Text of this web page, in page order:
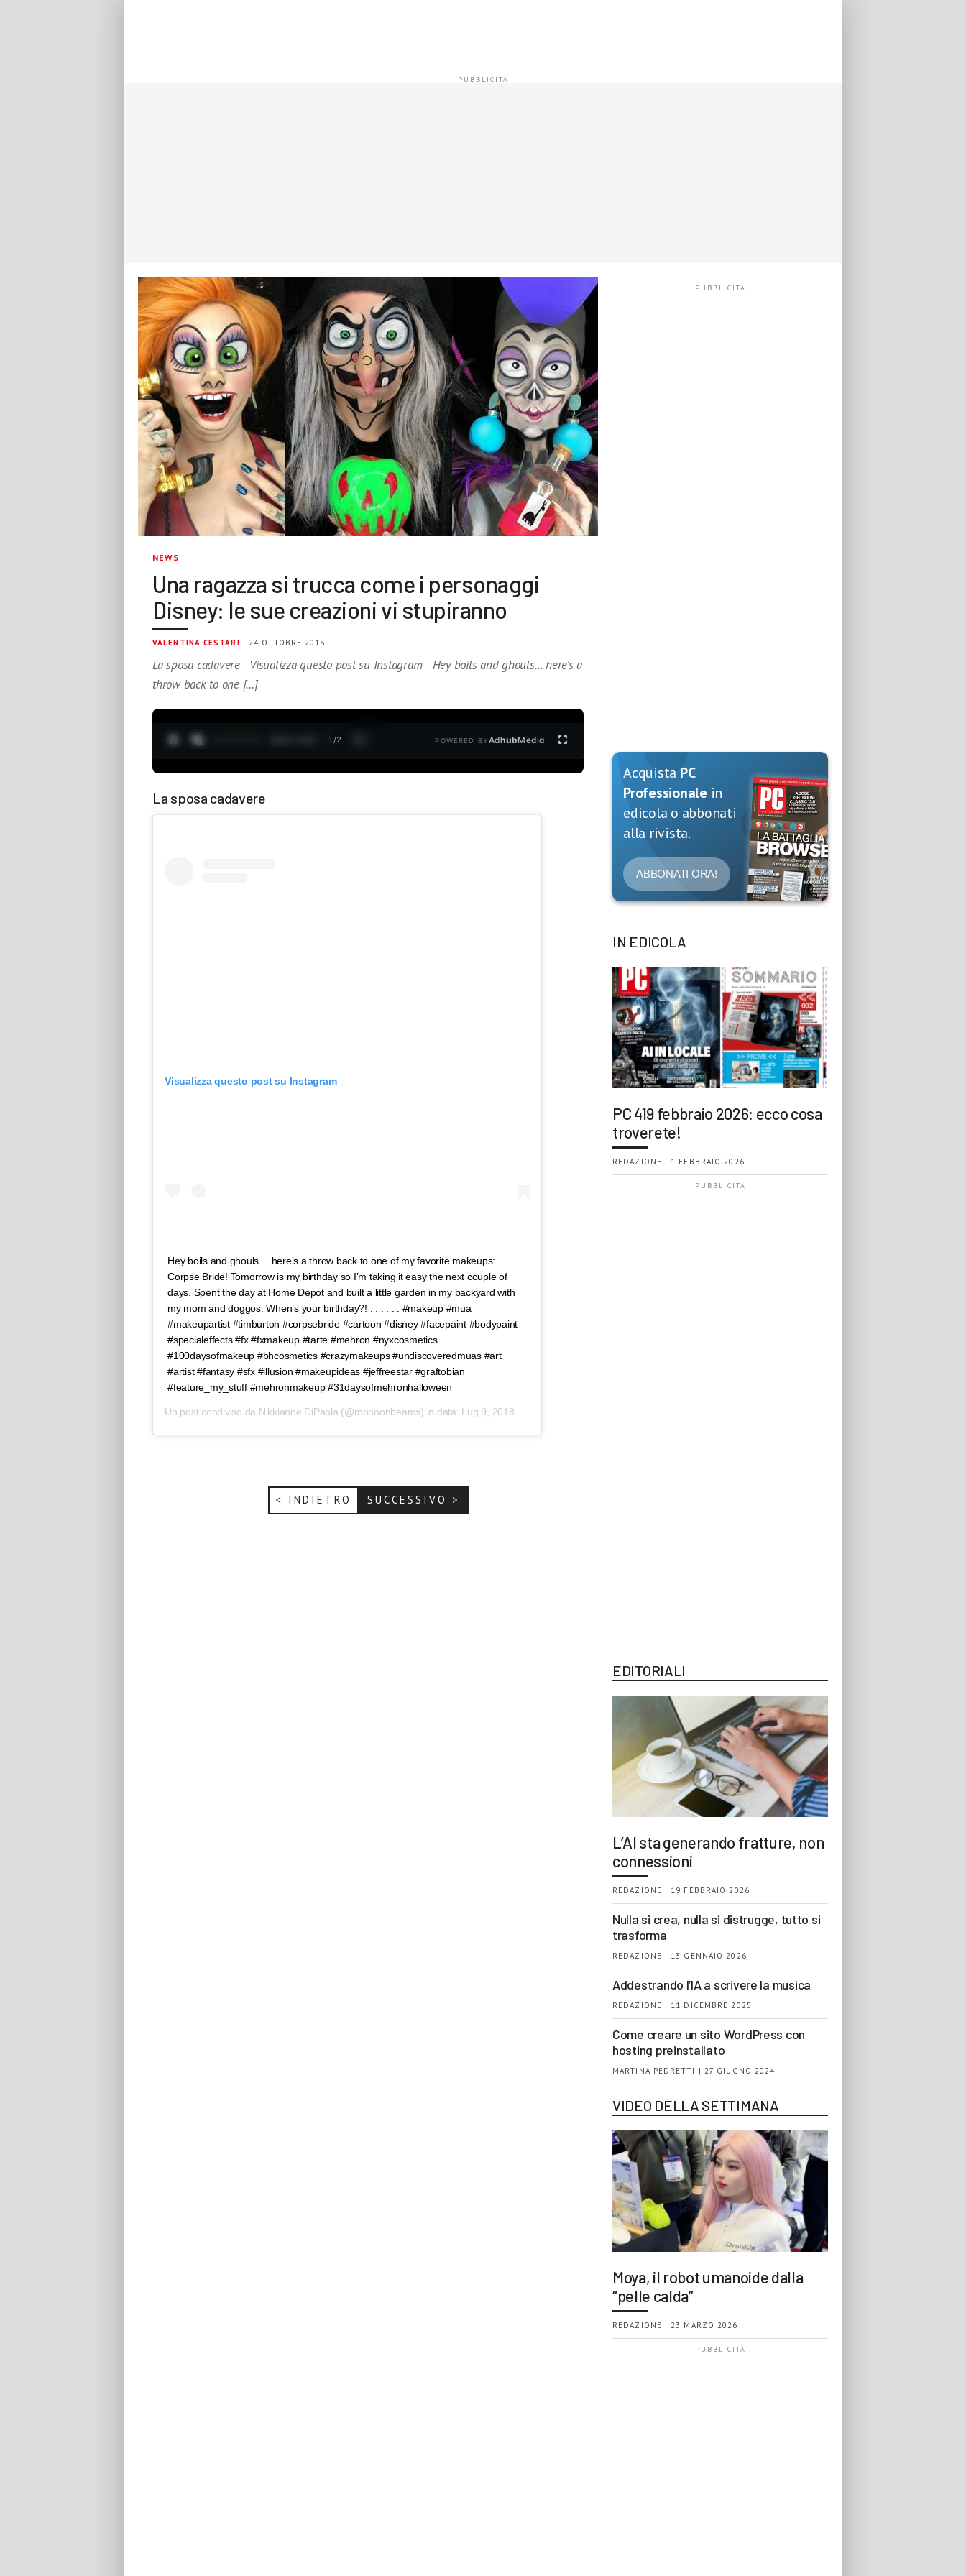
NEWS
Una ragazza si trucca come i personaggi
Disney: le sue creazioni vi stupiranno
VALENTINA CESTARI | 24 OTTOBRE 2018
La sposa cadavere Visualizza questo post su Instagram Hey boils and ghouls… here’s a
throw back to one […]
1 /2 POWERED BYAdhubMedia
La sposa cadavere
Visualizza questo post su Instagram
Hey boils and ghouls… here’s a throw back to one of my favorite makeups:
Corpse Bride! Tomorrow is my birthday so I’m taking it easy the next couple of
days. Spent the day at Home Depot and built a little garden in my backyard with
my mom and doggos. When’s your birthday?! . . . . . . #makeup #mua
#makeupartist #timburton #corpsebride #cartoon #disney #facepaint #bodypaint
#specialeffects #fx #fxmakeup #tarte #mehron #nyxcosmetics
#100daysofmakeup #bhcosmetics #crazymakeups #undiscoveredmuas #art
#artist #fantasy #sfx #illusion #makeupideas #jeffreestar #graftobian
#feature_my_stuff #mehronmakeup #31daysofmehronhalloween
Un post condiviso da Nikkianne DiPaola (@moooonbeams) in data: Lug 9, 2018 at 2:08 PDT
< INDIETRO SUCCESSIVO >
Acquista PC
Professionale in
edicola o abbonati
alla rivista.
ABBONATI ORA!
IN EDICOLA
PC 419 febbraio 2026: ecco cosa
troverete!
REDAZIONE | 1 FEBBRAIO 2026
EDITORIALI
L’AI sta generando fratture, non
connessioni
REDAZIONE | 19 FEBBRAIO 2026
Nulla si crea, nulla si distrugge, tutto si
trasforma
REDAZIONE | 13 GENNAIO 2026
Addestrando l’IA a scrivere la musica
REDAZIONE | 11 DICEMBRE 2025
Come creare un sito WordPress con
hosting preinstallato
MARTINA PEDRETTI | 27 GIUGNO 2024
VIDEO DELLA SETTIMANA
Moya, il robot umanoide dalla
“pelle calda”
REDAZIONE | 23 MARZO 2026